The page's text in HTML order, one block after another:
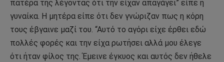
πατέρα της λέγοντας ότι την είχαν απαγάγει” είπε η
γυναίκα. Η μητέρα είπε ότι δεν γνώριζαν πως η κόρη
τους έβγαινε μαζί του. “Αυτό το αγόρι είχε έρθει εδώ
πολλές φορές και την είχα ρωτήσει αλλά μου έλεγε
ότι ήταν φίλος της. Έμεινε έγκυος και αυτός δεν ήθελε